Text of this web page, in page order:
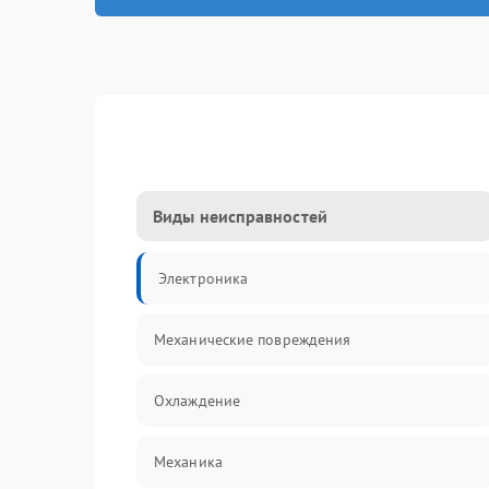
Виды неисправностей
Электроника
Механические повреждения
Охлаждение
Механика